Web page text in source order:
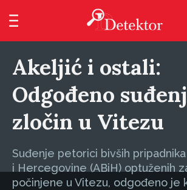
Akeljić i ostali:
Odgođeno
zločin u Vitezu
Suđenje petorici bivših
i Hercegovine (ABiH) optuženih
počinjene u Vitezu, odgođeno je